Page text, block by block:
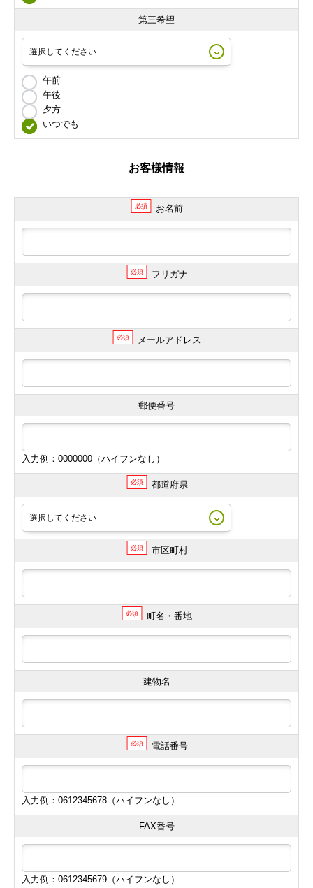
第三希望
午前
午後
夕方
いつでも
お客様情報
必須 お名前
必須 フリガナ
必須 メールアドレス
郵便番号
入力例：0000000（ハイフンなし）
必須 都道府県
必須 市区町村
必須 町名・番地
建物名
必須 電話番号
入力例：0612345678（ハイフンなし）
FAX番号
入力例：0612345679（ハイフンなし）